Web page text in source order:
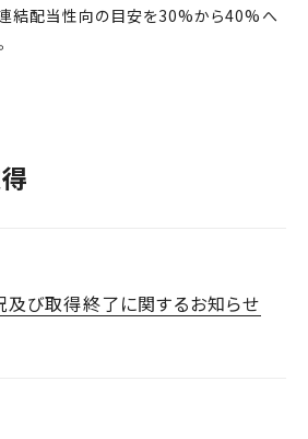
結配当性向の目安を30%から40%へ
び取得終了に関するお知らせ